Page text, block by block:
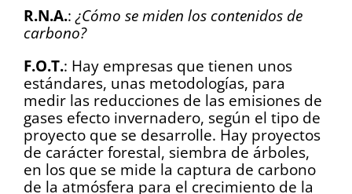
R.N.A.: ¿Cómo se miden los contenidos de
carbono?
F.O.T.: Hay empresas que tienen unos
estándares, unas metodologías, para
medir las reducciones de las emisiones de
gases efecto invernadero, según el tipo de
proyecto que se desarrolle. Hay proyectos
de carácter forestal, siembra de árboles,
en los que se mide la captura de carbono
de la atmósfera para el crecimiento de la